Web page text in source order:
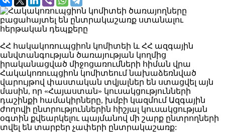
ՀՀ հակակոռուպցիոն կոմիտեի և ՀՀ ազգային
անվտանգության ծառայության կողմից
իրականացված միջոցառումների հիման վրա
Հակակոռուպցիոն կոմիտեում նախաձեռնված
վարույթով փաստական տվյալներ են ստացվել այն
մասին, որ «Հայաստան» կուսակցությունների
դաշինքի համակիրները, խմբի կազմում Ազգային
ժողովի ընտրություններին հիշյալ կուսակցության
օգտին քվեարկելու պայմանով մի շարք ընտրողների
տվել են տարբեր չափերի ընտրակաշառք: